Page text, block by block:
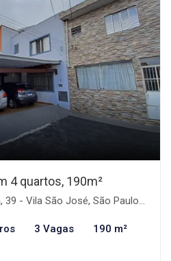
4 quartos, 190m²
- Vila São José, São Paulo-SP
3 Vagas 190 m²